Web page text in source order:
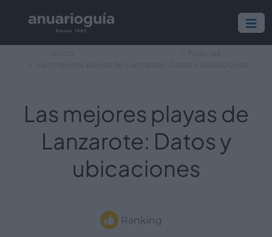
Las mejores playas de
Lanzarote: Datos y
ubicaciones
Ranking